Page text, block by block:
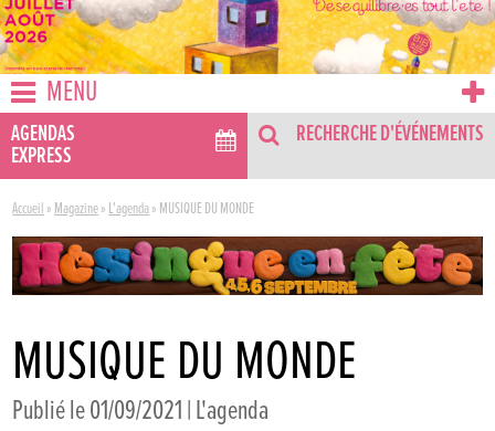
MENU
AGENDAS
EXPRESS
RECHERCHE D'ÉVÉNEMENTS
Accueil » Magazine» L'agenda» MUSIQUE DU MONDE
MUSIQUE DU MONDE
Publié le 01/09/2021 |L'agenda